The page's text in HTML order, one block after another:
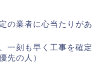
の業者に心当たりがあ
一刻も早く工事を確定
先の人）